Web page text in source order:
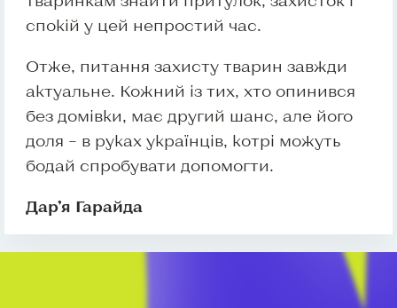
спокій у цей непростий час.
Отже, питання захисту тварин завжди
актуальне. Кожний із тих, хто опинився
без домівки, має другий шанс, але його
доля – в руках українців, котрі можуть
бодай спробувати допомогти.
Дар’я Гарайда